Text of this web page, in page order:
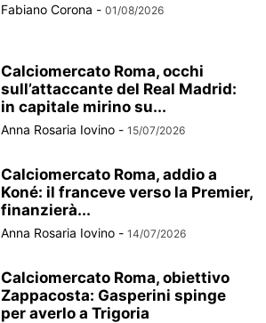
Fabiano Corona - 01/08/2026
Calciomercato Roma, occhi
sull’attaccante del Real Madrid:
in capitale mirino su...
Anna Rosaria Iovino - 15/07/2026
Calciomercato Roma, addio a
Koné: il franceve verso la Premier,
finanzierà...
Anna Rosaria Iovino - 14/07/2026
Calciomercato Roma, obiettivo
Zappacosta: Gasperini spinge
per averlo a Trigoria